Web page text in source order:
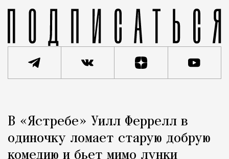
Город
В «Ястребе» Уилл Феррелл в
одиночку ломает старую добрую
комедию и бьет мимо лунки